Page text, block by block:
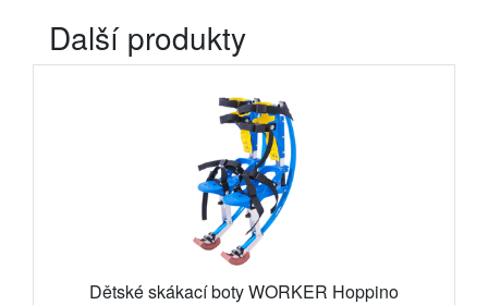
Další produkty
Dětské skákací boty WORKER Hoppino